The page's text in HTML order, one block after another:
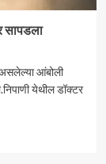
सापडला
असलेल्या आंबोली
येथील डॉक्टर